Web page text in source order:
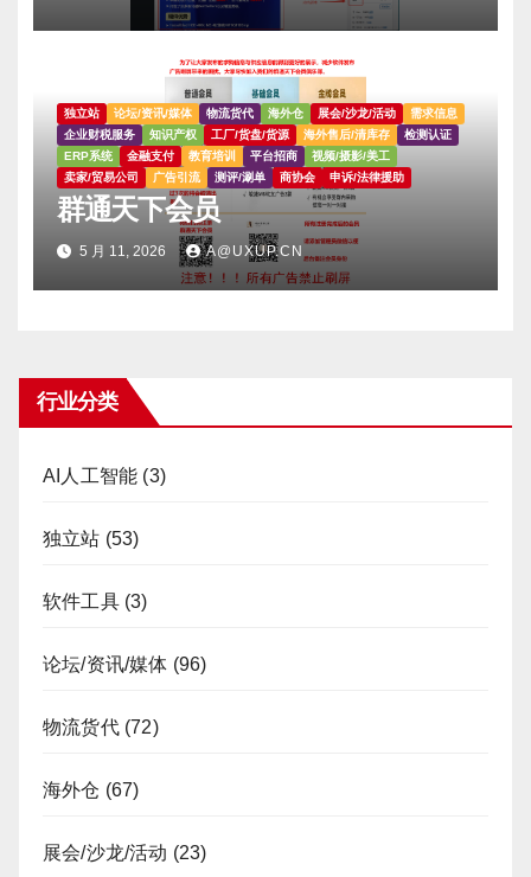
独立站 论坛/资讯/媒体 物流货代 海外仓 展会/沙龙/活动
需求信息
企业财税服务
知识产权 工厂/货盘/货源 海外售后/清库存
检测认证
ERP系统
金融支付 教育培训 平台招商
视频/摄影/美工
卖家/贸易公司
广告引流 测评/涮单 商协会 申诉/法律援助
群通天下会员
5 月 11, 2026 A@UXUP.CN
行业分类
AI人工智能 (3)
独立站 (53)
软件工具(3)
论坛/资讯/媒体 (96)
物流货代(72)
海外仓 (67)
展会/沙龙/活动 (23)